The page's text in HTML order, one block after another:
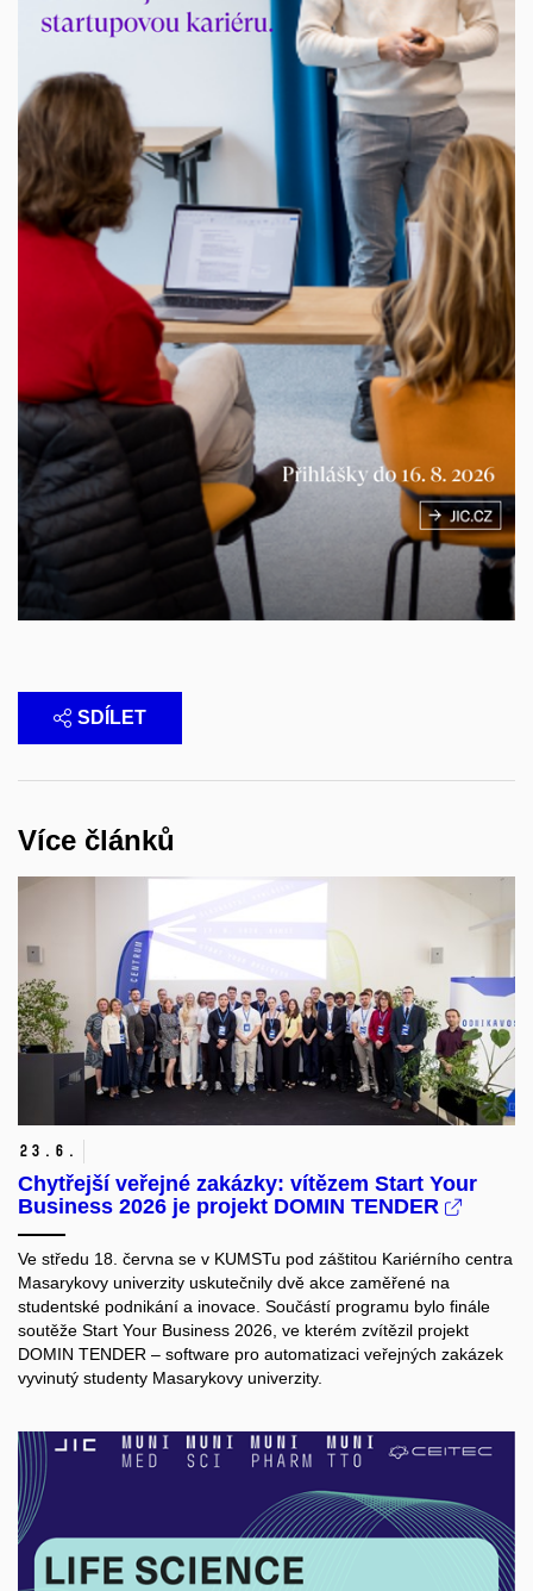
SDÍLET
Více článků
23. 6.
Chytřejší veřejné zakázky: vítězem Start Your
Business 2026 je projekt DOMIN TENDER
Ve středu 18. června se v KUMSTu pod záštitou Kariérního centra
Masarykovy univerzity uskutečnily dvě akce zaměřené na
studentské podnikání a inovace. Součástí programu bylo finále
soutěže Start Your Business 2026, ve kterém zvítězil projekt
DOMIN TENDER – software pro automatizaci veřejných zakázek
vyvinutý studenty Masarykovy univerzity.